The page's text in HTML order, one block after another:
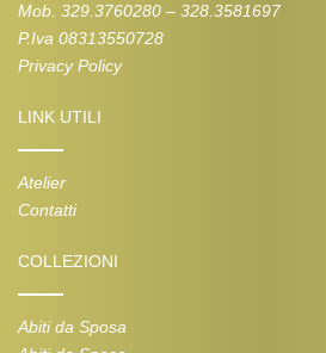
Mob. 329.3760280 – 328.3581697
P.Iva 08313550728
Privacy Policy
LINK UTILI
Atelier
Contatti
COLLEZIONI
Abiti da Sposa